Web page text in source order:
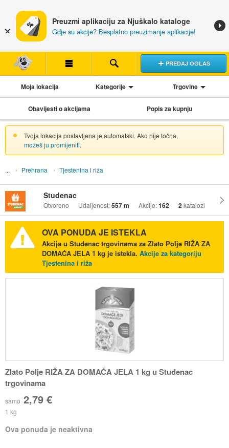
Preuzmi aplikaciju za Njuškalo kataloge
Gdje su akcije? Besplatno preuzimanje aplikacije!
PREDAJ OGLAS
Moja lokacija Kategorije Trgovine
Obavijesti o akcijama Popis za kupnju
Tvoja lokacija postavljena je automatski. Ako nije točna,
možeš ju promijeniti.
Prehrana Tjestenina i riža
Studenac
Otvoreno Udaljenost:557 m Akcije:162 2katalozi
OVA PONUDA JE ISTEKLA
Akcija u Studenac trgovinama za Zlato Polje RIŽA ZA
DOMAĆA JELA 1 kg je istekla. Akcije za kategoriju
Tjestenina i riža
Zlato Polje RIŽA ZA DOMAĆA JELA 1 kg u Studenac
trgovinama
samo 2,79 €
1 kg
Ova ponuda je neaktivna